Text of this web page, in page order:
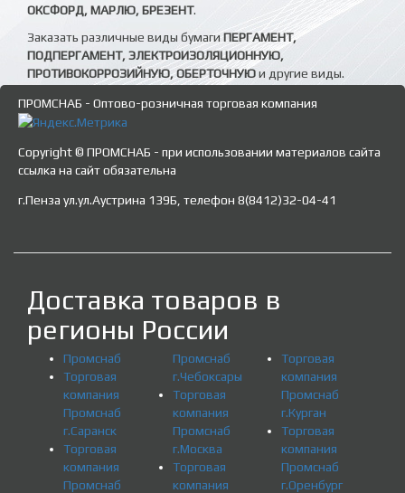
ОКСФОРД, МАРЛЮ, БРЕЗЕНТ.
Заказать различные виды бумагиПЕРГАМЕНТ,
ПОДПЕРГАМЕНТ, ЭЛЕКТРОИЗОЛЯЦИОННУЮ,
ПРОТИВОКОРРОЗИЙНУЮ, ОБЕРТОЧНУЮи другие виды.
ПРОМСНАБ - Оптово-розничная торговая компания
Copyright © ПРОМСНАБ - при использовании материалов сайта
ссылка на сайт обязательна
г.Пенза ул.ул.Аустрина 139Б, телефон 8(8412)32-04-41
Доставка товаров в
регионы России
Промснаб
Торговая
компания
Промснаб
г.Саранск
Торговая
компания
Промснаб
Промснаб
г.Чебоксары
Торговая
компания
Промснаб
г.Москва
Торговая
компания
Торговая
компания
Промснаб
г.Курган
Торговая
компания
Промснаб
г.Оренбург